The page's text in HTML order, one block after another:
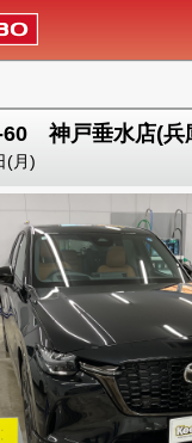
60 神戸垂水店(兵
(月)